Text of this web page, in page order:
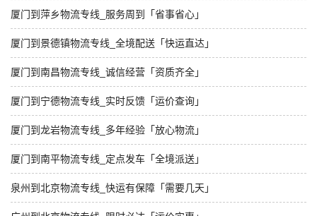
厦门到萍乡物流专线_服务周到「省事省心」
厦门到景德镇物流专线_全境配送「快运直达」
厦门到南昌物流专线_诚信经营「资质齐全」
厦门到宁德物流专线_实时反馈「运价查询」
厦门到龙岩物流专线_多年经验「放心物流」
厦门到南平物流专线_定点发车「全境派送」
泉州到北京物流专线_快运有保障「需要几天」